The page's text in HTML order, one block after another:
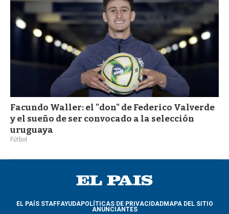
Facundo Waller: el "don" de Federico Valverde
y el sueño de ser convocado a la selección
uruguaya
Fútbol
EL PAÍS STAFFAYUDAPOLÍTICAS DE PRIVACIDADMAPA DEL SITIO
ANUNCIANTES